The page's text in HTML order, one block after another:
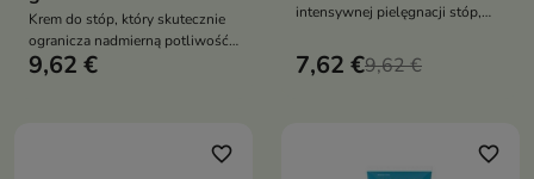
Krem do stóp, który skutecznie
ogranicza nadmierną potliwość i
neutralizuje nieprzyjemny
9,62 €
intensywnej pielęgnacji stóp,
przynosi ulgę skórze bardzo
suchej, zrogowaciałej i
7,62 €9,62 €
favorite_border favorite_border